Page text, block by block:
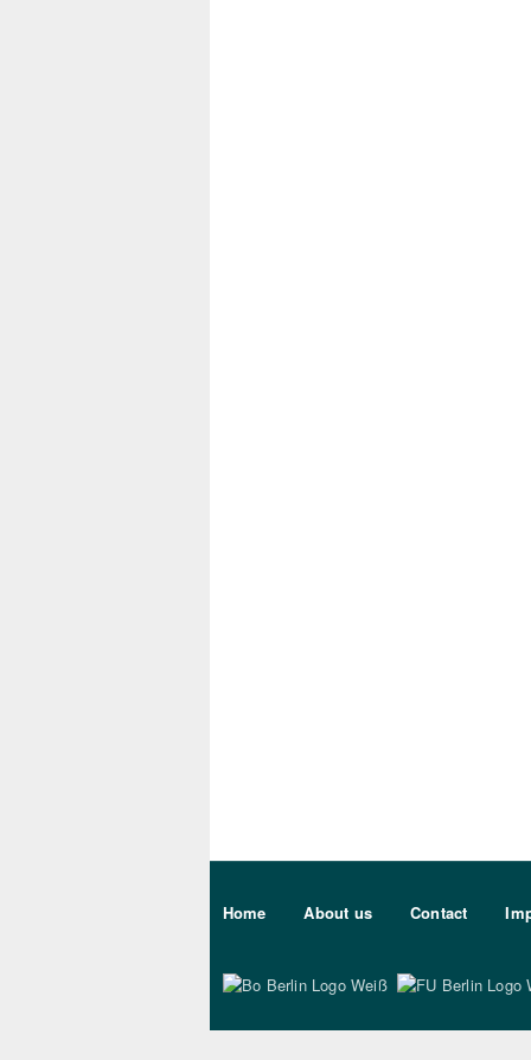
Sekundärmenu DE
Home About us Contact
Bo Berlin Logo